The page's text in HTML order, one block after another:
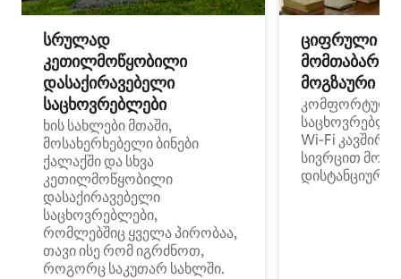
სრულად
კეთილმოწყობილი
დასაქირავებელი
საცხოვრებლები
ხის სახლები მთაში,
მოსახერხებელი ბინები
ქალაქში და სხვა
კეთილმოწყობილი
დასაქირავებელი
საცხოვრებლები,
რომლებშიც ყველა პირობაა,
თავი ისე რომ იგრძნოთ,
როგორც საკუთარ სახლში.
ციფრული
მოგზაური
კომფორტული
Wi‑Fi
სივრცით
დისტანციური